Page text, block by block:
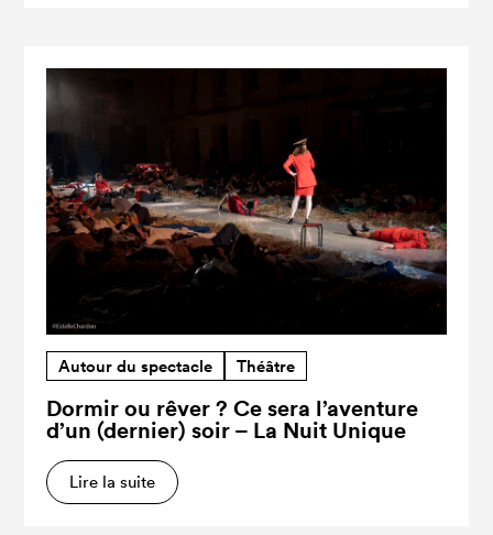
Autour du spectacle Théâtre
Dormir ou rêver ? Ce sera l’aventure
d’un (dernier) soir – La Nuit Unique
Lire la suite